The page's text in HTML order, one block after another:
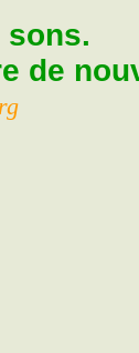
sons.
de